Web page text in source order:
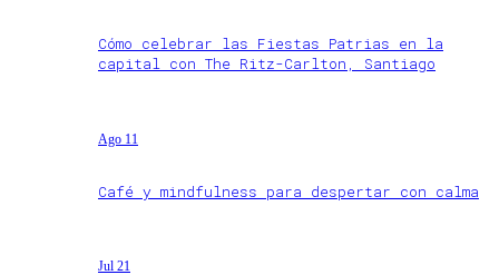
Cómo celebrar las Fiestas Patrias en la
capital con The Ritz-Carlton, Santiago
Ago 11
Café y mindfulness para despertar con calma
Jul 21